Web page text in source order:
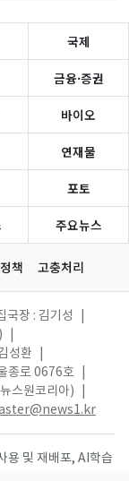
국제
금융·증권
바이오
연재물
포토
주요뉴스
책 고충처리
국장 : 김기성
성환
종로 0676호
스원코리아)
및 재배포, AI학습